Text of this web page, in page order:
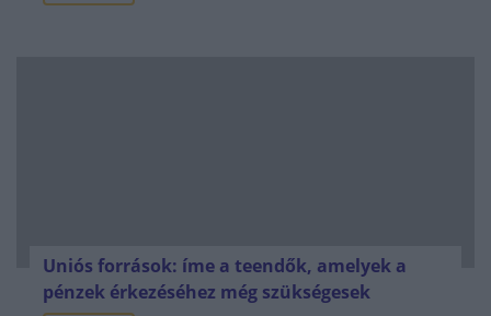
Uniós források: íme a teendők, amelyek a
pénzek érkezéséhez még szükségesek